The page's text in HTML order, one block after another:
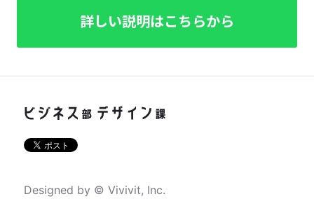
詳しい説明はこちらから
Designed by © Vivivit, Inc.